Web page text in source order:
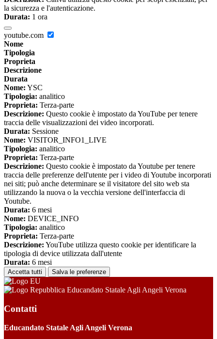
la sicurezza e l'autenticazione.
Durata: 1 ora
youtube.com
Nome
Tipologia
Proprieta
Descrizione
Durata
Nome: YSC
Tipologia: analitico
Proprieta: Terza-parte
Descrizione: Questo cookie è impostato da YouTube per tenere
traccia delle visualizzazioni dei video incorporati.
Durata: Sessione
Nome: VISITOR_INFO1_LIVE
Tipologia: analitico
Proprieta: Terza-parte
Descrizione: Questo cookie è impostato da Youtube per tenere
traccia delle preferenze dell'utente per i video di Youtube incorporati
nei siti; può anche determinare se il visitatore del sito web sta
utilizzando la nuova o la vecchia versione dell'interfaccia di
Youtube.
Durata: 6 mesi
Nome: DEVICE_INFO
Tipologia: analitico
Proprieta: Terza-parte
Descrizione: YouTube utilizza questo cookie per identificare la
tipologia di device utilizzata dall'utente
Durata: 6 mesi
Accetta tutti Salva le preferenze
Educandato Statale Agli Angeli Verona
Contatti
Educandato Statale Agli Angeli Verona